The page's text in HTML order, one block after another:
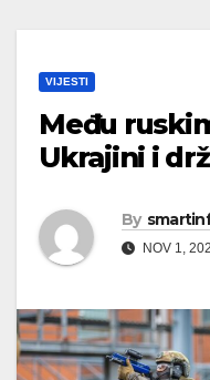
VIJESTI
Među
Ukrajini i
By
NOV 1,